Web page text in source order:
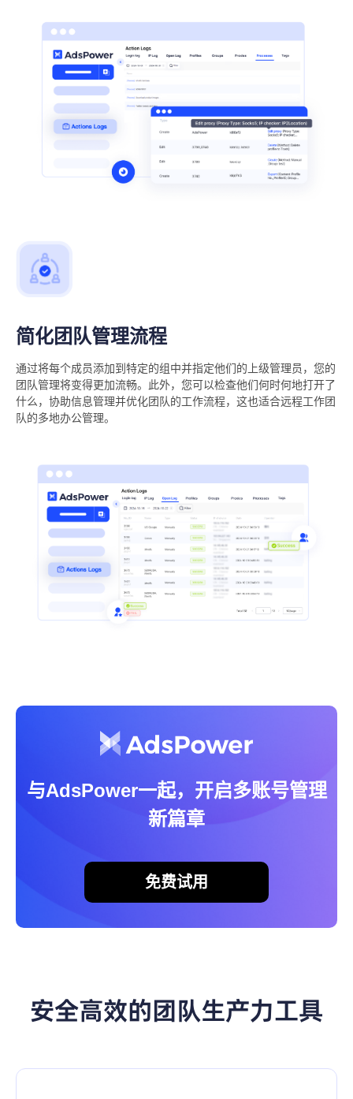
简化团队管理流程
通过将每个成员添加到特定的组中并指定他们的上级管理员，您的
团队管理将变得更加流畅。此外，您可以检查他们何时何地打开了
什么，协助信息管理并优化团队的工作流程，这也适合远程工作团
队的多地办公管理。
与AdsPower一起，开启多账号管理
新篇章
免费试用
安全高效的团队生产力工具